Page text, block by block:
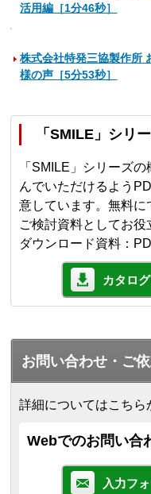
活用編［1分46秒］
株式会社特発三協製作所
様の声［5分53秒］
「SMILE」シリ
「SMILE」シリーズ
んでいただけるよう
意しています。無料に
ご検討資料としてお役
ダウンロード資料：
カタロ
お問い合わせ・ご
詳細についてはこちら
Webでのお問い合
入力フ